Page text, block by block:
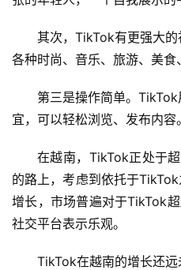
快
创
数
说
其次，TikTok有更强大
各种时尚、音乐、旅游、美食
第三是操作简单。
宜，可以轻松浏览、发布内容。
在越南，TikTok正处于
的路上，考虑到依托于
增长，市场普遍对于TikTok
社交平台表示乐观。
TikTok在越南的增长还